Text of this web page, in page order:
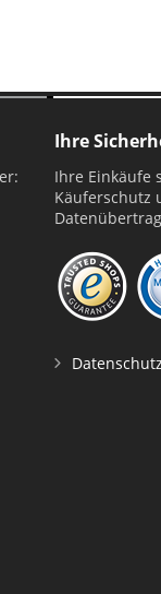
Ihre
Ihre Einkäufe
Käuferschutz
Datenschutz